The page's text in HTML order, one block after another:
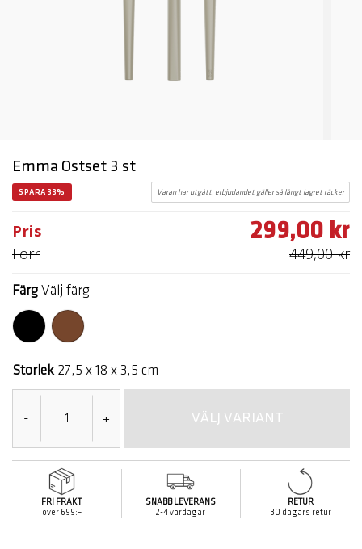
Emma Ostset 3 st
SPARA 33% Varan har utgått, erbjudandet gäller så långt lagret räcker
Pris 299,00 kr
Förr 449,00 kr
Färg Välj färg
Storlek 27,5 x 18 x 3,5 cm
- + VÄLJ VARIANT
FRI FRAKT
över 699:–
SNABB LEVERANS
2-4 vardagar
RETUR
30 dagars retur